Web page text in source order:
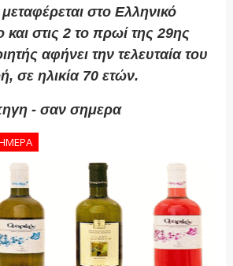
στο Ελληνικό
και στις 2 το πρωί της 29ης
αφήνει την τελευταία του
σε ηλικία 70 ετών.
- σαν σημερα